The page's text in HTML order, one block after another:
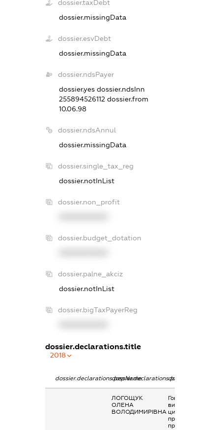
dossier.taxDebt
dossier.missingData
dossier.esvDebt
dossier.missingData
dossier.ndsPayer
dossier.yesdossier.ndsInn
255894526112dossier.from
10.06.98
dossier.ndsAnnul
dossier.missingData
dossier.single_tax_reg
dossier.notInList
dossier.non_profit
dossier.budget_dotation
dossier.palne_akciz
dossier.notInList
dossier.bigTaxPayerReg
dossier.declarations.title
2018
dossier.declarations.pepNamedossier.declarations.personName
ЛОГОЩУК
ОЛЕНА
ВОЛОДИМИРІВНА
Гонорари та інші
виплати згідно з
цивільно-
правовим
правочинами